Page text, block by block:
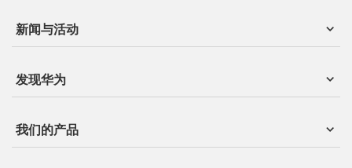
新闻与活动
发现华为
我们的产品